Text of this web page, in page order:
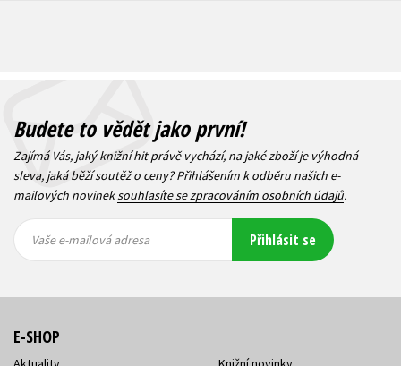
Budete to vědět jako první!
Zajímá Vás, jaký knižní hit právě vychází, na jaké zboží je výhodná
sleva, jaká běží soutěž o ceny? Přihlášením k odběru našich e-
mailových novineksouhlasíte se zpracováním osobních údajů.
mailová
mailová
Vaše e-mailová adresa Přihlásit se
E-SHOP